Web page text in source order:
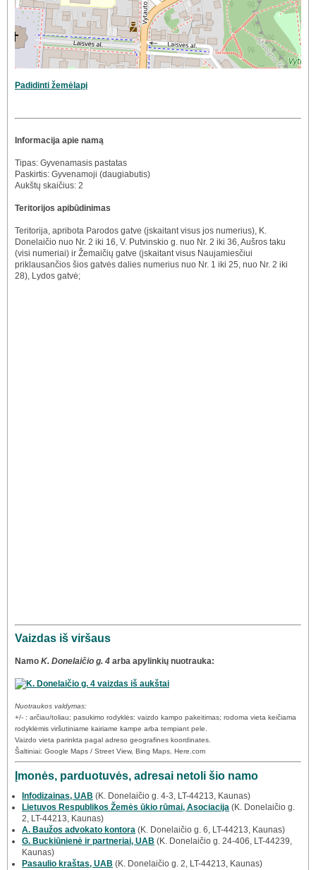
Padidinti žemėlapį
Informacija apie namą
Tipas: Gyvenamasis pastatas
Paskirtis: Gyvenamoji (daugiabutis)
Aukštų skaičius: 2
Teritorijos apibūdinimas
Teritorija, apribota Parodos gatve (įskaitant visus jos numerius), K.
Donelaičio nuo Nr. 2 iki 16, V. Putvinskio g. nuo Nr. 2 iki 36, Aušros taku
(visi numeriai) ir Žemaičių gatve (įskaitant visus Naujamiesčiui
priklausančios šios gatvės dalies numerius nuo Nr. 1 iki 25, nuo Nr. 2 iki
28), Lydos gatvė;
Vaizdas iš viršaus
Namo K. Donelaičio g. 4 arba apylinkių nuotrauka:
Nuotraukos valdymas:
+/- : arčiau/toliau; pasukimo rodyklės: vaizdo kampo pakeitimas; rodoma vieta keičiama
rodyklėmis viršutiniame kairiame kampe arba tempiant pele.
Vaizdo vieta parinkta pagal adreso geografines koordinates.
Šaltiniai: Google Maps / Street View, Bing Maps, Here.com
Įmonės, parduotuvės, adresai netoli šio namo
Infodizainas, UAB (K. Donelaičio g. 4-3, LT-44213, Kaunas)
Lietuvos Respublikos Žemės ūkio rūmai, Asociacija (K. Donelaičio g.
2, LT-44213, Kaunas)
A. Baužos advokato kontora (K. Donelaičio g. 6, LT-44213, Kaunas)
G. Buckiūnienė ir partneriai, UAB (K. Donelaičio g. 24-406, LT-44239,
Kaunas)
Pasaulio kraštas, UAB (K. Donelaičio g. 2, LT-44213, Kaunas)